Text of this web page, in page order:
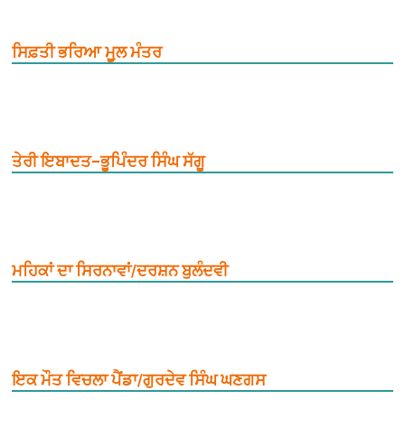
ਸਿਫ਼ਤੀ ਭਰਿਆ ਮੂ਼ਲ ਮੰਤਰ
ਤੇਰੀ ਇਬਾਦਤ–ਭੂਪਿੰਦਰ ਸਿੰਘ ਸੱਗੂ
ਮਹਿਕਾਂ ਦਾ ਸਿਰਨਾਵਾਂ/ਦਰਸ਼ਨ ਬੁਲੰਦਵੀ
ਇਕ ਮੌਤ ਵਿਚਲਾ ਪੈਂਡਾ/ਗੁਰਦੇਵ ਸਿੰਘ ਘਣਗਸ